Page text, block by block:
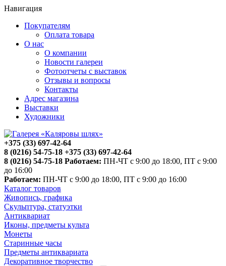
Навигация
Покупателям
Оплата товара
О нас
О компании
Новости галереи
Фотоотчеты с выставок
Отзывы и вопросы
Контакты
Адрес магазина
Выставки
Художники
+375 (33) 697-42-64
8 (0216) 54-75-18 +375 (33) 697-42-64
8 (0216) 54-75-18 Работаем: ПН-ЧТ с 9:00 до 18:00, ПТ с 9:00
до 16:00
Работаем: ПН-ЧТ с 9:00 до 18:00, ПТ с 9:00 до 16:00
Каталог товаров
Живопись, графика
Скульптура, статуэтки
Антиквариат
Иконы, предметы культа
Монеты
Старинные часы
Предметы антиквариата
Декоративное творчество